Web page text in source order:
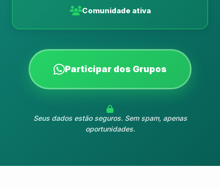
Comunidade ativa
Participar dos Grupos
Seus dados estão seguros. Sem spam, apenas
oportunidades.